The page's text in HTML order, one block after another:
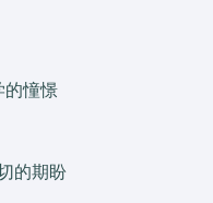
的憧憬
的期盼